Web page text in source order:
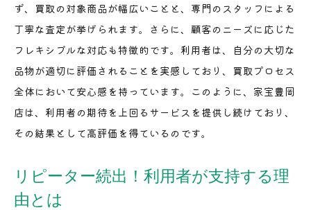
ず、買取の対象商品が幅広いことと、専門のスタッフによる
丁寧な査定が挙げられます。さらに、顧客のニーズに応じた
フレキシブルな対応も特徴的です。利用者は、自分の大切な
品物が適切に評価されることを実感しており、買取プロセス
全体において安心感を持っています。このように、家宝豊岡
店は、利用者の期待を上回るサービスを提供し続けており、
その結果として高評価を得ているのです。
リピーター続出！利用者が支持する理
由とは